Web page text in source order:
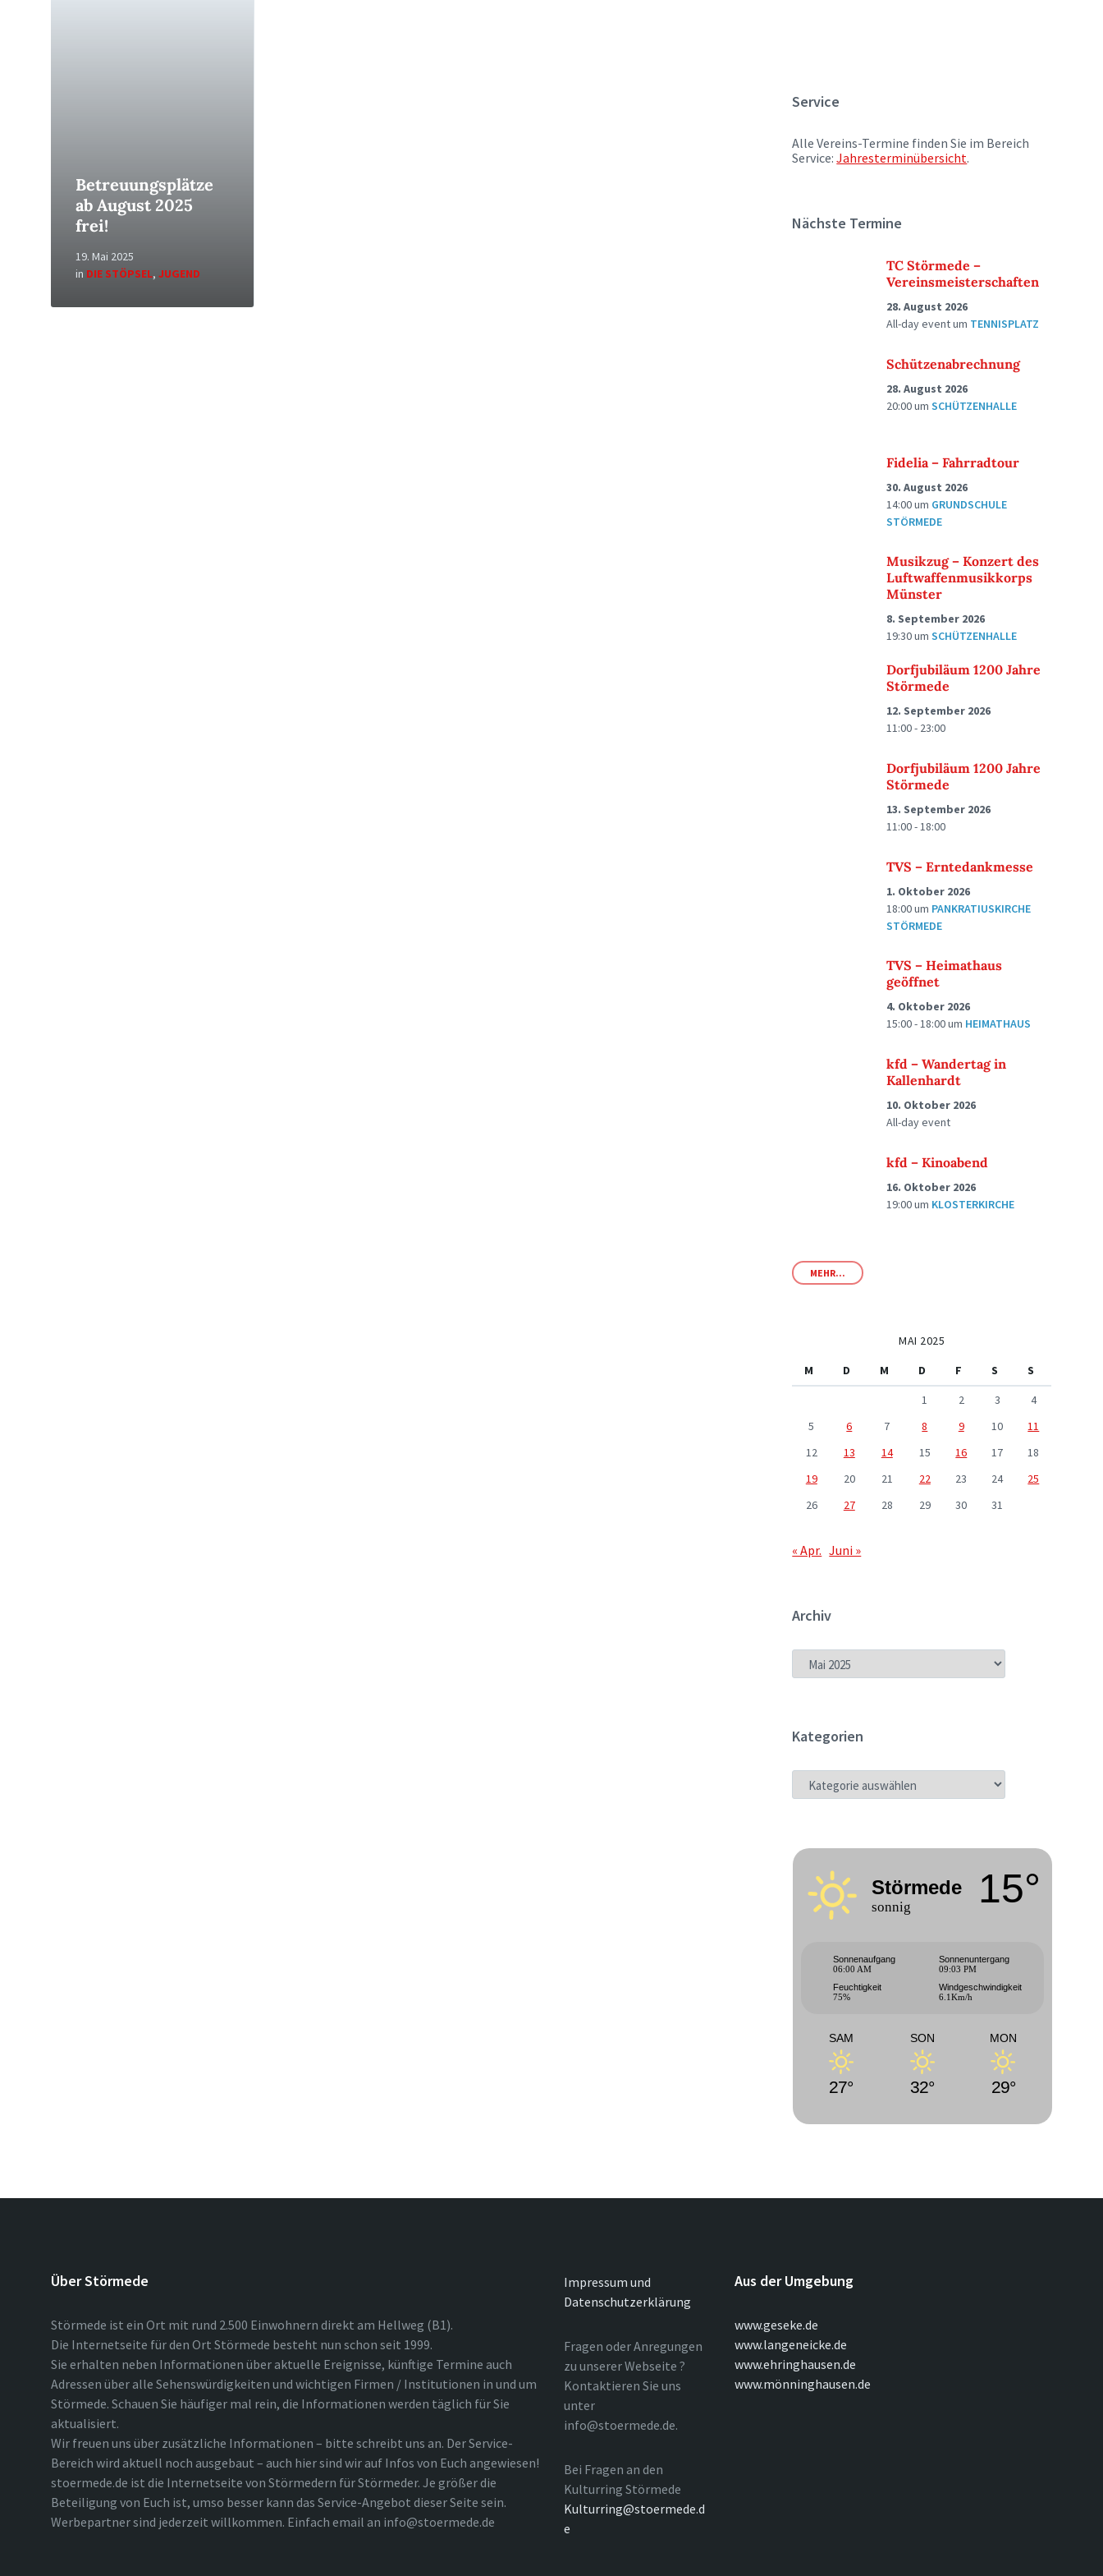
Betreuungsplätze
ab August 2025
frei!
19. Mai 2025
in DIE STÖPSEL, JUGEND
Service
Alle Vereins-Termine finden Sie im Bereich
Service:Jahresterminübersicht.
Nächste Termine
TC Störmede –
Vereinsmeisterschaften
28. August 2026
All-day eventum TENNISPLATZ
Schützenabrechnung
28. August 2026
20:00umSCHÜTZENHALLE
Fidelia – Fahrradtour
30. August 2026
14:00um GRUNDSCHULE
STÖRMEDE
Musikzug – Konzert des
Luftwaffenmusikkorps
Münster
8. September 2026
19:30umSCHÜTZENHALLE
Dorfjubiläum 1200 Jahre
Störmede
12. September 2026
11:00 - 23:00
Dorfjubiläum 1200 Jahre
Störmede
13. September 2026
11:00 - 18:00
TVS – Erntedankmesse
1. Oktober 2026
18:00um PANKRATIUSKIRCHE
STÖRMEDE
TVS – Heimathaus
geöffnet
4. Oktober 2026
15:00 - 18:00um HEIMATHAUS
kfd – Wandertag in
Kallenhardt
10. Oktober 2026
All-day event
kfd – Kinoabend
16. Oktober 2026
19:00um KLOSTERKIRCHE
MEHR...
MAI 2025
M
D M D F S
S
1
2 3
4
5
6 7 8 9 10
11
12
13 14 15 16 17
18
19
20 21 22 23 24
25
26
27 28 29 30 31
« Apr. Juni »
Archiv
ARCHIV
Kategorien
KATEGORIEN
Störmede
sonnig 15°
Sonnenaufgang
06:00 AM
Sonnenuntergang
09:03 PM
Feuchtigkeit
75%
Windgeschwindigkeit
6.1Km/h
SAM
27°
SON
32°
MON
29°
Über Störmede
Störmede ist ein Ort mit rund 2.500 Einwohnern direkt am Hellweg (B1).
Die Internetseite für den Ort Störmede besteht nun schon seit 1999.
Sie erhalten neben Informationen über aktuelle Ereignisse, künftige Termine auch
Adressen über alle Sehenswürdigkeiten und wichtigen Firmen / Institutionen in und um
Störmede. Schauen Sie häufiger mal rein, die Informationen werden täglich für Sie
aktualisiert.
Wir freuen uns über zusätzliche Informationen – bitte schreibt uns an. Der Service-
Bereich wird aktuell noch ausgebaut – auch hier sind wir auf Infos von Euch angewiesen!
stoermede.de ist die Internetseite von Störmedern für Störmeder. Je größer die
Beteiligung von Euch ist, umso besser kann das Service-Angebot dieser Seite sein.
Werbepartner sind jederzeit willkommen. Einfach email an info@stoermede.de
Impressum und
Datenschutzerklärung
Fragen oder Anregungen
zu unserer Webseite ?
Kontaktieren Sie uns
unter
info@stoermede.de.
Bei Fragen an den
Kulturring Störmede
Kulturring@stoermede.d
e
Aus der Umgebung
www.geseke.de
www.langeneicke.de
www.ehringhausen.de
www.mönninghausen.de